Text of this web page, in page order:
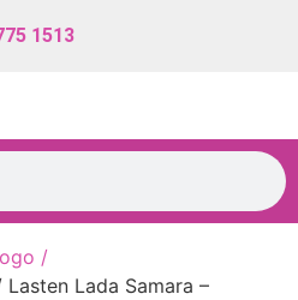
1513
/
Lasten Lada Samara –